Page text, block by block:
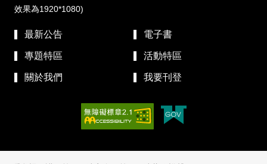
效果為1920*1080)
最新公告 電子書
專題特區 活動特區
關於我們 我要刊登